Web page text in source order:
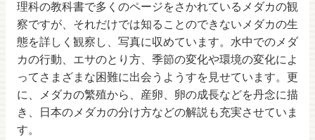
理科の教科書で多くのページをさかれているメダカの観
察ですが、それだけでは知ることのできないメダカの生
態を詳しく観察し、写真に収めています。水中でのメダ
カの行動、エサのとり方、季節の変化や環境の変化によ
ってさまざまな困難に出会うようすを見せています。更
に、メダカの繁殖から、産卵、卵の成長などを丹念に描
き、日本のメダカの分け方などの解説も充実させていま
す。